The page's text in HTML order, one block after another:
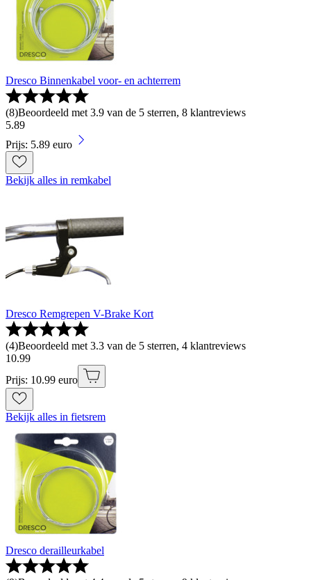
Dresco Binnenkabel voor- en achterrem
(8)Beoordeeld met 3.9 van de 5 sterren, 8 klantreviews
5.89
Prijs: 5.89 euro
Bekijk alles in remkabel
Dresco Remgrepen V-Brake Kort
(4)Beoordeeld met 3.3 van de 5 sterren, 4 klantreviews
10.99
Prijs: 10.99 euro
Bekijk alles in fietsrem
Dresco derailleurkabel